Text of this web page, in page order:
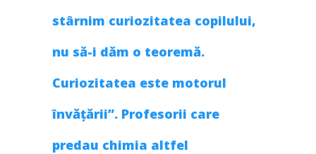
stârnim curiozitatea copilului,
nu să-i dăm o teoremă.
Curiozitatea este motorul
învățării”. Profesorii care
predau chimia altfel